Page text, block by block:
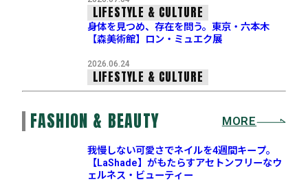
LIFESTYLE & CULTURE
身体を見つめ、存在を問う。東京・六本木
【森美術館】ロン・ミュエク展
2026.06.24
LIFESTYLE & CULTURE
FASHION & BEAUTY MORE
我慢しない可愛さでネイルを4週間キープ。
【LaShade】がもたらすアセトンフリーなウ
ェルネス・ビューティー